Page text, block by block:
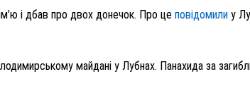
і дбав про двох донечок. Про це повідомили у
майдані у Лубнах. Панахида за